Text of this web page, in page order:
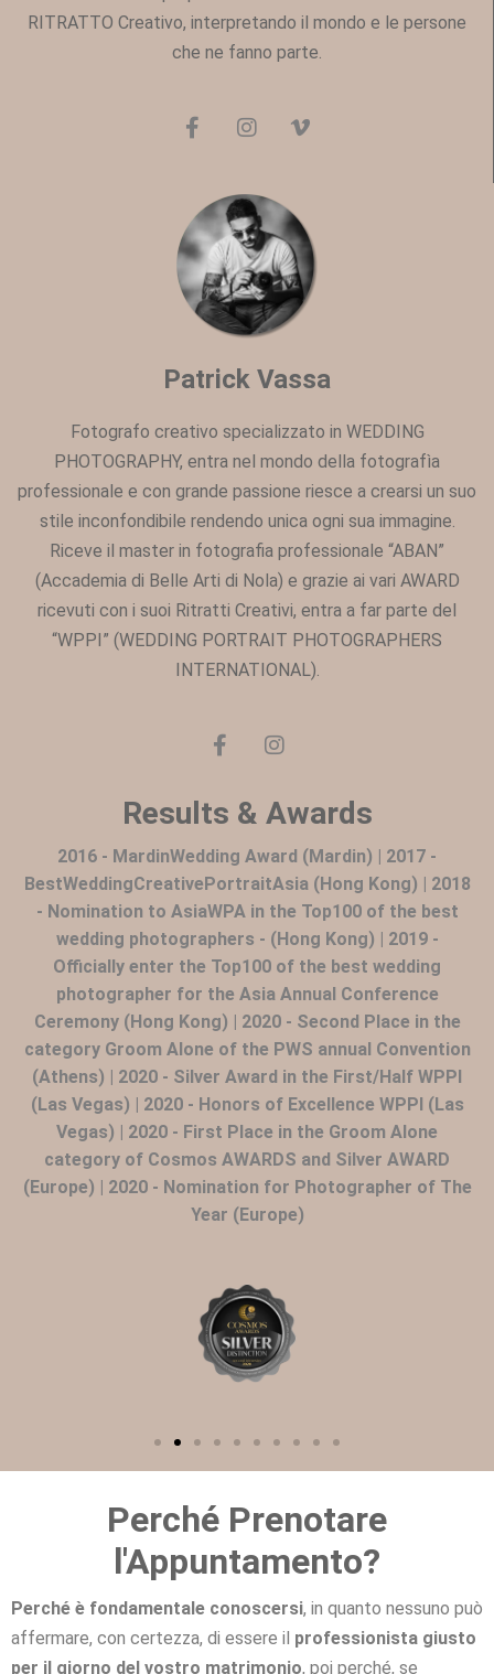
RITRATTO Creativo, interpretando il mondo e le persone
che ne fanno parte.
Patrick Vassa
Fotografo creativo specializzato in WEDDING
PHOTOGRAPHY, entra nel mondo della fotografìa
professionale e con grande passione riesce a crearsi un suo
stile inconfondibile rendendo unica ogni sua immagine.
Riceve il master in fotografia professionale “ABAN”
(Accademia di Belle Arti di Nola) e grazie ai vari AWARD
ricevuti con i suoi Ritratti Creativi, entra a far parte del
“WPPI” (WEDDING PORTRAIT PHOTOGRAPHERS
INTERNATIONAL).
Results & Awards
2016 - MardinWedding Award (Mardin) | 2017 -
BestWeddingCreativePortraitAsia (Hong Kong) | 2018
- Nomination to AsiaWPA in the Top100 of the best
wedding photographers - (Hong Kong) | 2019 -
Officially enter the Top100 of the best wedding
photographer for the Asia Annual Conference
Ceremony (Hong Kong) | 2020 - Second Place in the
category Groom Alone of the PWS annual Convention
(Athens) | 2020 - Silver Award in the First/Half WPPI
(Las Vegas) | 2020 - Honors of Excellence WPPI (Las
Vegas) | 2020 - First Place in the Groom Alone
category of Cosmos AWARDS and Silver AWARD
(Europe) | 2020 - Nomination for Photographer of The
Year (Europe)
Perché Prenotare
l'Appuntamento?
Perché è fondamentale conoscersi, in quanto nessuno può
affermare, con certezza, di essere il professionista giusto
per il giorno del vostro matrimonio, poi perché, se